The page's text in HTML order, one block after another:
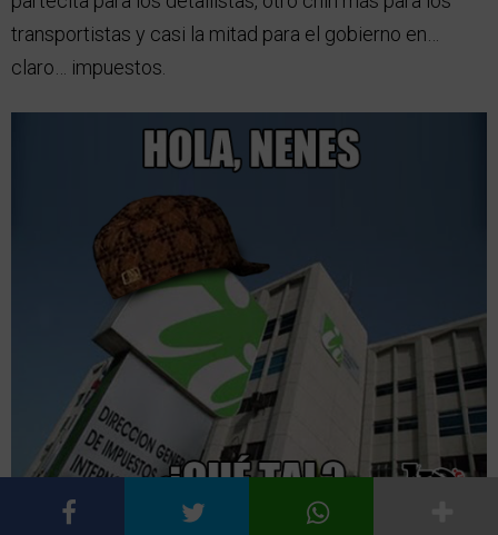
transportistas y casi la mitad para el gobierno en…
claro… impuestos.